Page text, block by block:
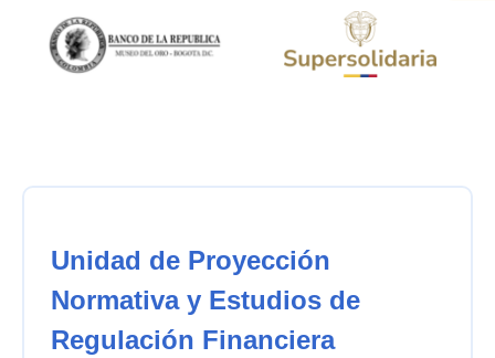
Unidad de Proyección
Normativa y Estudios de
Regulación Financiera